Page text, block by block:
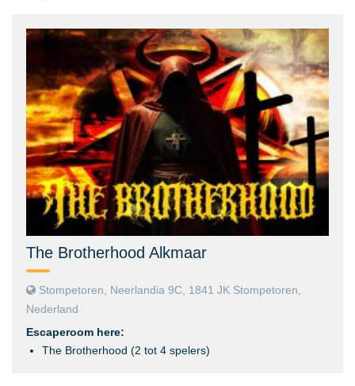
The Brotherhood Alkmaar
Stompetoren, Neerlandia 9C, 1841 JK Stompetoren,
Nederland
Escaperoom here:
The Brotherhood (2 tot 4 spelers)